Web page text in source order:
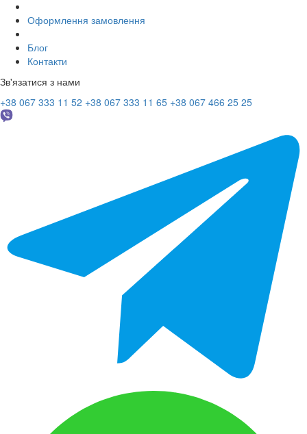
Оформлення замовлення
Блог
Контакти
Зв'язатися з нами
+38 067 333 11 52 +38 067 333 11 65 +38 067 466 25 25